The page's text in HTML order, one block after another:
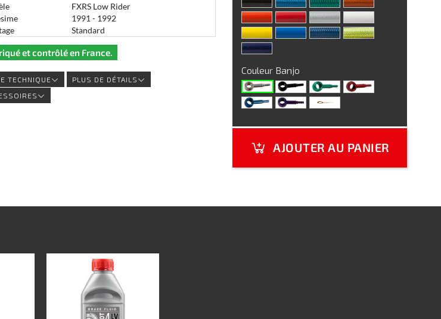
FXRS Low Rider
1991 - 1992
Standard
et contrôlé en France.
TECHNIQUE
PLUS DE DÉTAILS
Couleur Banjo
AJOUTER AU PANIER